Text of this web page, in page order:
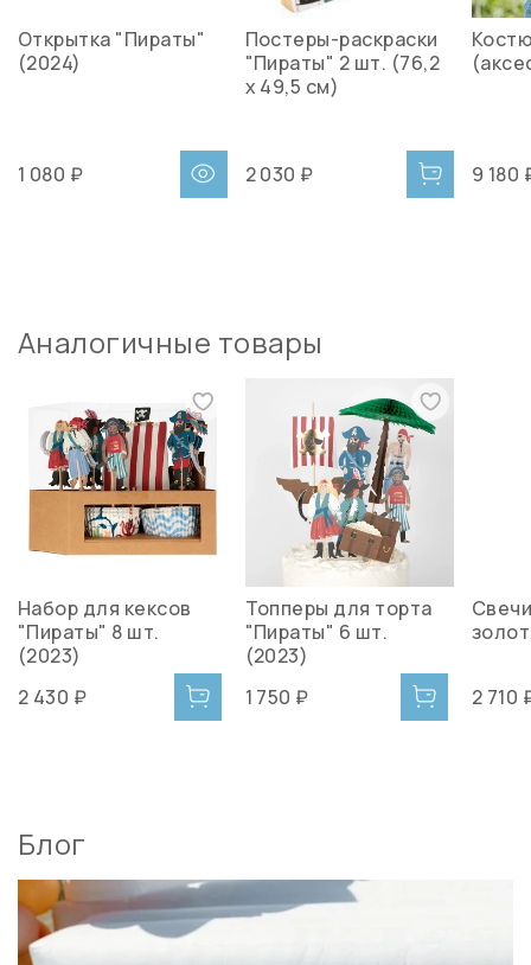
Открытка "Пираты"
(2024)
1 080 ₽
Постеры-раскраски
"Пираты" 2 шт. (76,2
х 49,5 см)
2 030 ₽ 9 180
Аналогичные товары
Набор для кексов
"Пираты" 8 шт.
(2023)
2 430 ₽
Топперы для торта
"Пираты" 6 шт.
(2023)
1 750 ₽
2 710
Блог